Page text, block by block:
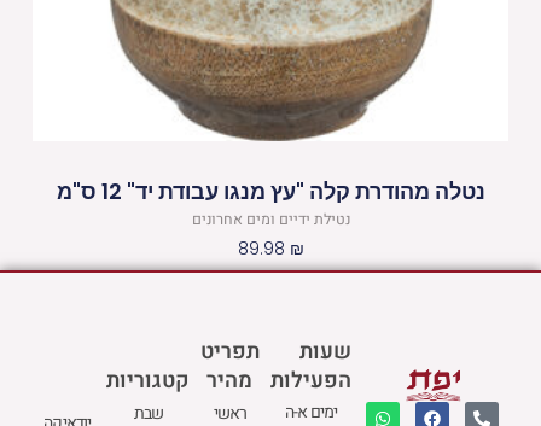
נטלה מהודרת קלה "עץ מנגו עבודת יד" 12 ס"מ
נטילת ידיים ומים אחרונים
89.98 ₪
שעות
הפעילות
ימים א-ה
תפריט
מהיר
ראשי P
F
W E
M
קטגוריות
שבת